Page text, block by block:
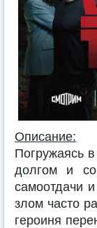
Описание:
Погружаясь
долгом и
самоотдачи
злом часто
героиня